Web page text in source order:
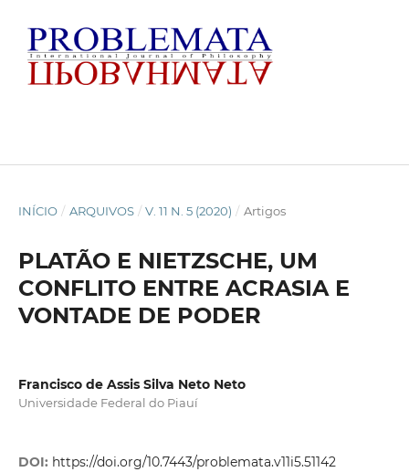
INÍCIO / ARQUIVOS / V. 11 N. 5 (2020) / Artigos
PLATÃO E NIETZSCHE, UM
CONFLITO ENTRE ACRASIA E
VONTADE DE PODER
Francisco de Assis Silva Neto Neto
Universidade Federal do Piauí
DOI: https://doi.org/10.7443/problemata.v11i5.51142